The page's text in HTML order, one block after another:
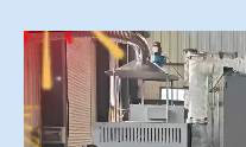
矿石、焦炭物理检测及制样设备
工业分析、测硫仪等